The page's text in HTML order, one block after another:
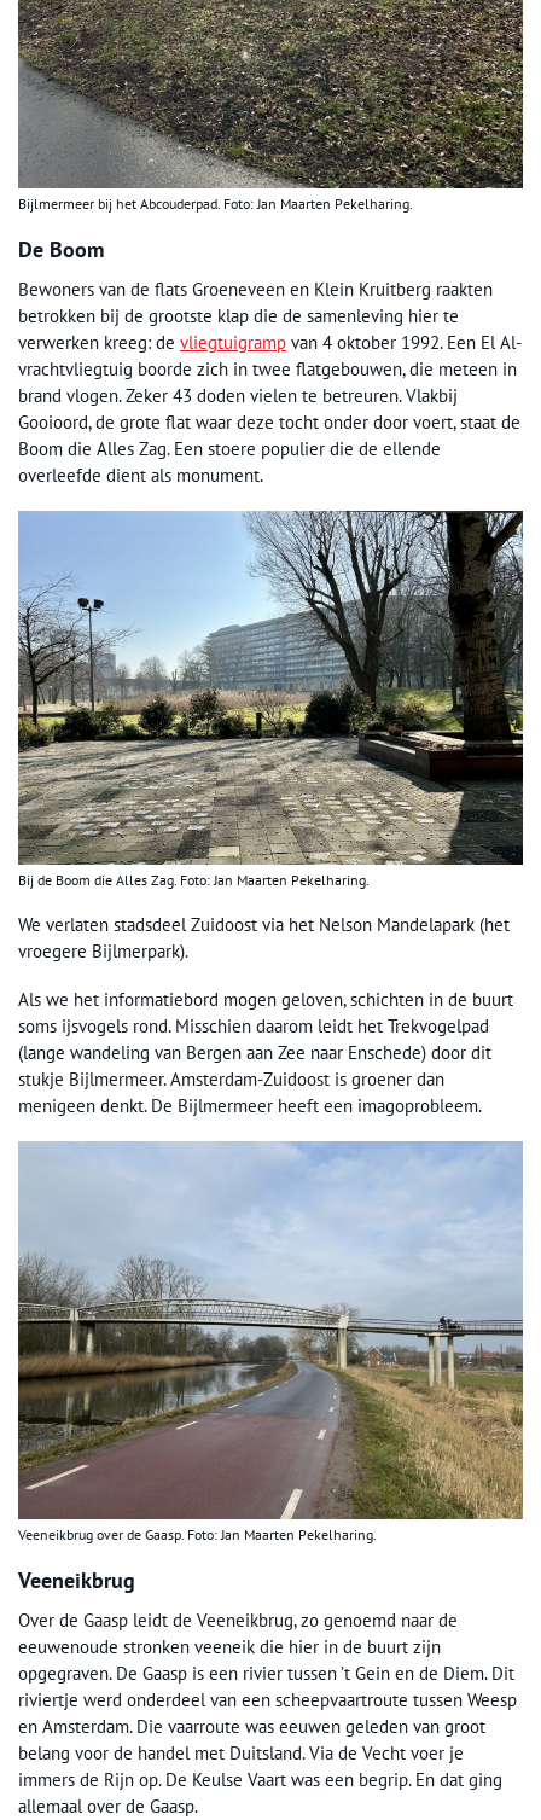
Bijlmermeer bij het Abcouderpad. Foto: Jan Maarten Pekelharing.
De Boom
Bewoners van de flats Groeneveen en Klein Kruitberg raakten
betrokken bij de grootste klap die de samenleving hier te
verwerken kreeg: de vliegtuigramp van 4 oktober 1992. Een El Al-
vrachtvliegtuig boorde zich in twee flatgebouwen, die meteen in
brand vlogen. Zeker 43 doden vielen te betreuren. Vlakbij
Gooioord, de grote flat waar deze tocht onder door voert, staat de
Boom die Alles Zag. Een stoere populier die de ellende
overleefde dient als monument.
Bij de Boom die Alles Zag. Foto: Jan Maarten Pekelharing.
We verlaten stadsdeel Zuidoost via het Nelson Mandelapark (het
vroegere Bijlmerpark).
Als we het informatiebord mogen geloven, schichten in de buurt
soms ijsvogels rond. Misschien daarom leidt het Trekvogelpad
(lange wandeling van Bergen aan Zee naar Enschede) door dit
stukje Bijlmermeer. Amsterdam-Zuidoost is groener dan
menigeen denkt. De Bijlmermeer heeft een imagoprobleem.
Veeneikbrug over de Gaasp. Foto: Jan Maarten Pekelharing.
Veeneikbrug
Over de Gaasp leidt de Veeneikbrug, zo genoemd naar de
eeuwenoude stronken veeneik die hier in de buurt zijn
opgegraven. De Gaasp is een rivier tussen ’t Gein en de Diem. Dit
riviertje werd onderdeel van een scheepvaartroute tussen Weesp
en Amsterdam. Die vaarroute was eeuwen geleden van groot
belang voor de handel met Duitsland. Via de Vecht voer je
immers de Rijn op. De Keulse Vaart was een begrip. En dat ging
allemaal over de Gaasp.